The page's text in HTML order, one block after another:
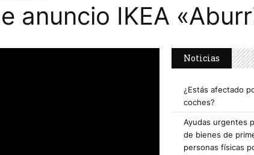
anuncio IKEA
Noticias
¿Estás afectado
coches?
Ayudas urgentes
de bienes de
personas físicas